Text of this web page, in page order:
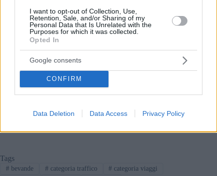
I want to opt-out of Collection, Use,
Retention, Sale, and/or Sharing of my
Personal Data that Is Unrelated with the
Purposes for which it was collected.
Opted In
Google consents
CONFIRM
Data Deletion Data Access Privacy Policy
guardrail. Il conducente è uscito illeso, soprattutto grazie al
fatto che indossava correttamente la cintura di sicurezza.
All’epoca le autorità esortavano gli automobilisti a non
guidare quando sono affaticati e a fare pause regolari durante
i lunghi viaggi.
Se se l'è perso: Ha mai provato il
latte di cammello? I ricercatori
vicino all'Europa
Tags
#bevande #categoria traffico # categoria viaggi